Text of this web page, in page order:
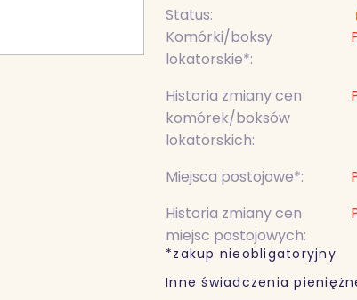
Status:
Komórki/boksy
lokatorskie*:
Historia zmiany cen
komórek/boksów
lokatorskich:
Miejsca postojowe*:
Historia zmiany cen
miejsc postojowych:
*zakup nieobligatoryjny
Inne świadczenia